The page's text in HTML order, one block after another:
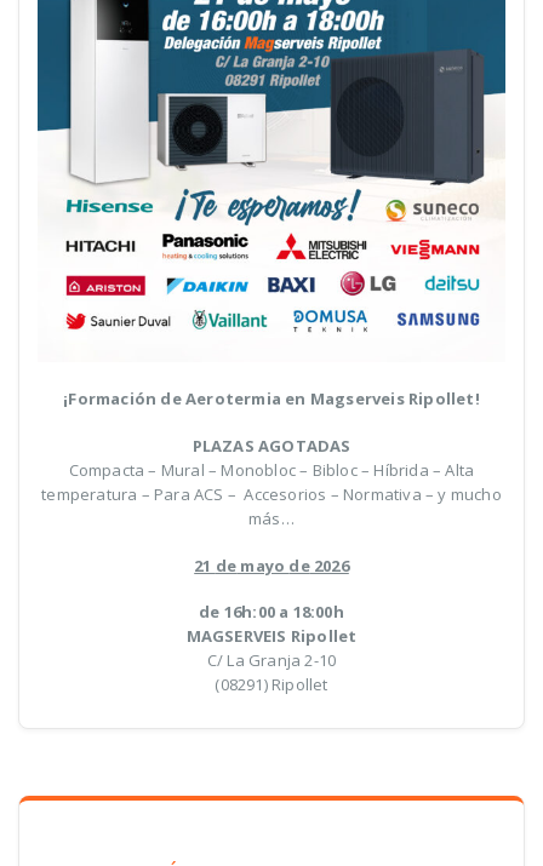
¡Formación deAerotermia en Magserveis Ripollet!
PLAZAS AGOTADAS
Compacta – Mural – Monobloc – Bibloc – Híbrida – Alta
temperatura – Para ACS – Accesorios – Normativa – y mucho
más…
21 de mayo de2026
de 16h:00 a 18:00h
MAGSERVEIS Ripollet
C/ La Granja 2-10
(08291) Ripollet